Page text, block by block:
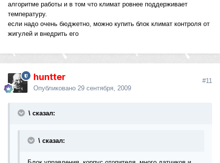
алгоритме работы и в том что климат ровнее поддерживает
температуру.
если надо очень бюджетно, можно купить блок климат контроля от
жигулей и внедрить его
huntter
Опубликовано 29 сентября, 2009
#11
\ сказал:
\ сказал: